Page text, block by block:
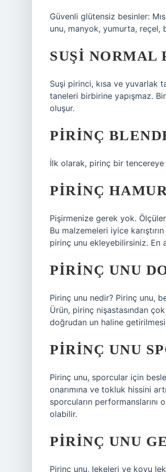
Güvenli glütensiz besinler:
unu, manyok, yumurta, reçel,
SUŞI
Suşi pirinci, kısa ve yuvarlak
taneleri birbirine yapışmaz.
oluşur.
PIRINÇ
İlk olarak, pirinç bir tencereye
PIRINÇ
Pişirmenize gerek yok.
Bu malzemeleri iyice
pirinç unu ekleyebilirsiniz.
PIRINÇ UNU
Pirinç unu nedir? Pirinç unu,
Ürün, pirinç nişastasından
doğrudan un haline
PIRINÇ UNU
Pirinç unu, sporcular için
onarımına ve tokluk hissini
sporcuların performanslarını
olabilir.
PIRINÇ UNU
Pirinç unu, lekeleri ve koyu